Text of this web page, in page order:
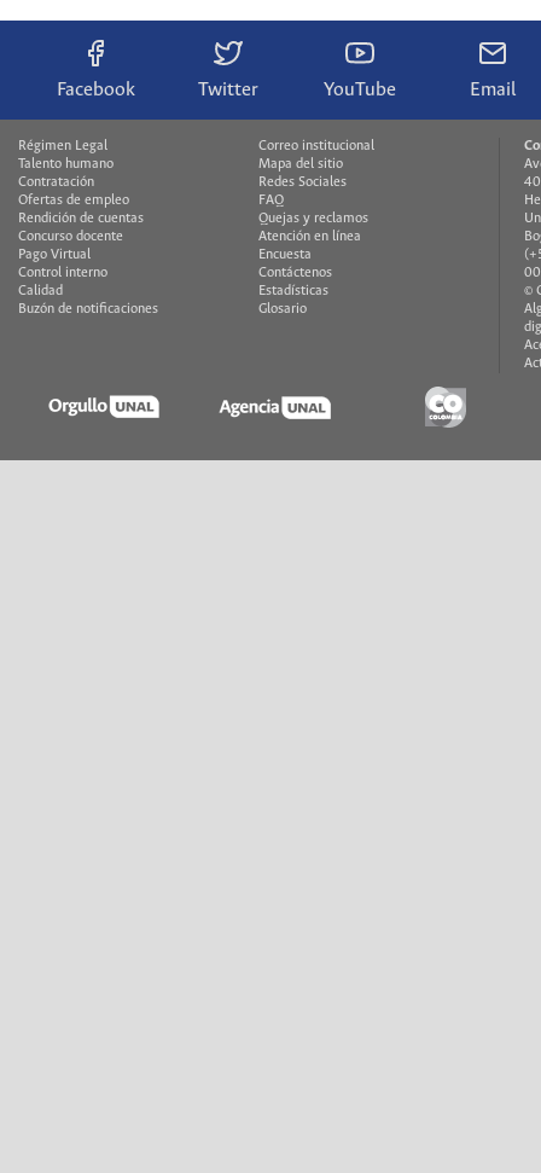
Facebook Twitter YouTube Email
Régimen Legal
Talento humano
Contratación
Ofertas de empleo
Rendición de cuentas
Concurso docente
Pago Virtual
Control interno
Calidad
Buzón de notificaciones
Correo institucional
Mapa del sitio
Redes Sociales
FAQ
Quejas y reclamos
Atención en línea
Encuesta
Contáctenos
Estadísticas
Glosario
©